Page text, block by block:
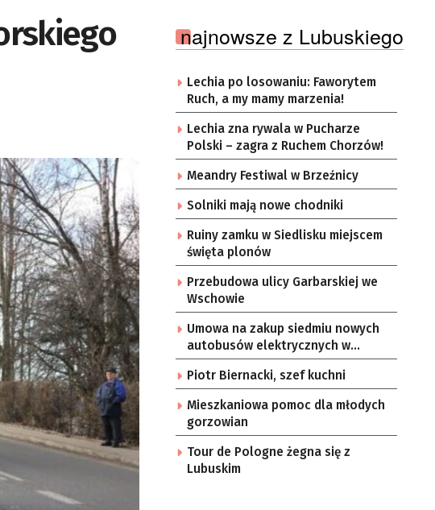
najnowsze z Lubuskiego
Lechia po losowaniu: Faworytem
Ruch, a my mamy marzenia!
Lechia zna rywala w Pucharze
Polski – zagra z Ruchem Chorzów!
Meandry Festiwal w Brzeźnicy
Solniki mają nowe chodniki
Ruiny zamku w Siedlisku miejscem
święta plonów
Przebudowa ulicy Garbarskiej we
Wschowie
Umowa na zakup siedmiu nowych
autobusów elektrycznych w
Zielonej Górze
Piotr Biernacki, szef kuchni
Mieszkaniowa pomoc dla młodych
gorzowian
Tour de Pologne żegna się z
Lubuskim